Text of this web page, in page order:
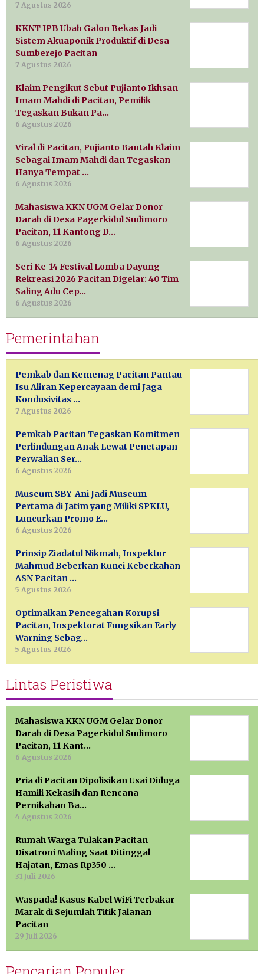
7 Agustus 2026
KKNT IPB Ubah Galon Bekas Jadi
Sistem Akuaponik Produktif di Desa
Sumberejo Pacitan
7 Agustus 2026
Klaim Pengikut Sebut Pujianto Ikhsan
Imam Mahdi di Pacitan, Pemilik
Tegaskan Bukan Pa…
6 Agustus 2026
Viral di Pacitan, Pujianto Bantah Klaim
Sebagai Imam Mahdi dan Tegaskan
Hanya Tempat …
6 Agustus 2026
Mahasiswa KKN UGM Gelar Donor
Darah di Desa Pagerkidul Sudimoro
Pacitan, 11 Kantong D…
6 Agustus 2026
Seri Ke-14 Festival Lomba Dayung
Rekreasi 2026 Pacitan Digelar: 40 Tim
Saling Adu Cep…
6 Agustus 2026
Pemerintahan
Pemkab dan Kemenag Pacitan Pantau
Isu Aliran Kepercayaan demi Jaga
Kondusivitas …
7 Agustus 2026
Pemkab Pacitan Tegaskan Komitmen
Perlindungan Anak Lewat Penetapan
Perwalian Ser…
6 Agustus 2026
Museum SBY-Ani Jadi Museum
Pertama di Jatim yang Miliki SPKLU,
Luncurkan Promo E…
6 Agustus 2026
Prinsip Ziadatul Nikmah, Inspektur
Mahmud Beberkan Kunci Keberkahan
ASN Pacitan …
5 Agustus 2026
Optimalkan Pencegahan Korupsi
Pacitan, Inspektorat Fungsikan Early
Warning Sebag…
5 Agustus 2026
Lintas Peristiwa
Mahasiswa KKN UGM Gelar Donor
Darah di Desa Pagerkidul Sudimoro
Pacitan, 11 Kant…
6 Agustus 2026
Pria di Pacitan Dipolisikan Usai Diduga
Hamili Kekasih dan Rencana
Pernikahan Ba…
4 Agustus 2026
Rumah Warga Tulakan Pacitan
Disatroni Maling Saat Ditinggal
Hajatan, Emas Rp350 …
31 Juli 2026
Waspada! Kasus Kabel WiFi Terbakar
Marak di Sejumlah Titik Jalanan
Pacitan
29 Juli 2026